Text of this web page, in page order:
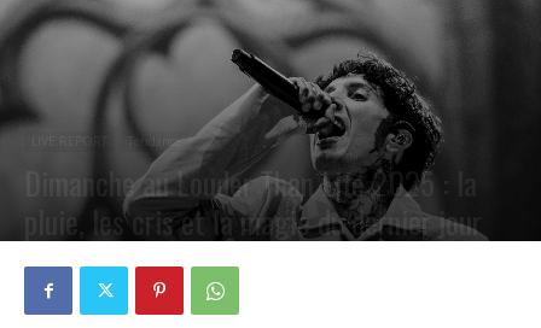
LIVE REPORT Tendance
Dimanche au Louder Than Life 2025 : la
pluie, les cris et la magie du dernier jour